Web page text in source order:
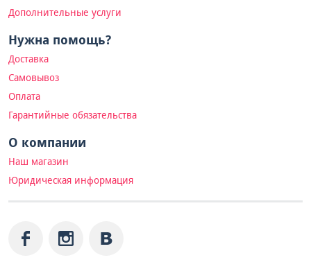
Дополнительные услуги
Нужна помощь?
Доставка
Самовывоз
Оплата
Гарантийные обязательства
О компании
Наш магазин
Юридическая информация